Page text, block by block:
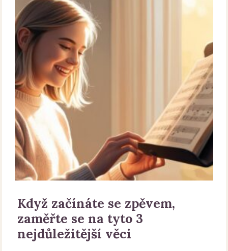
Když začínáte se zpěvem,
zaměřte se na tyto 3
nejdůležitější věci